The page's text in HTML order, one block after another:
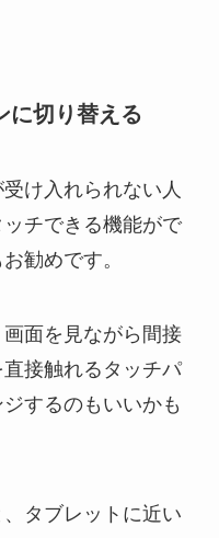
に切り替える
け入れられない人
チできる機能がで
勧めです。
面を見ながら間接
接触れるタッチパ
するのもいいかも
タブレットに近い